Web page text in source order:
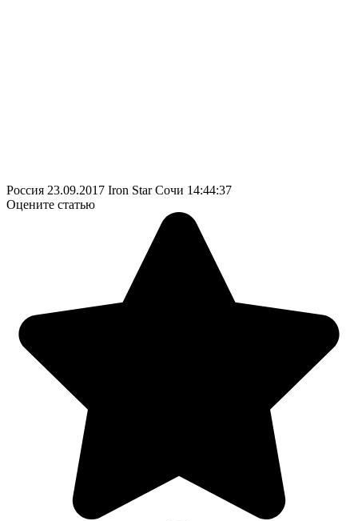
Россия 23.09.2017 Iron Star Сочи 14:44:37
Оцените статью